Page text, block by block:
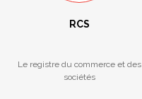
RCS
Le registre du commerce et des
sociétés